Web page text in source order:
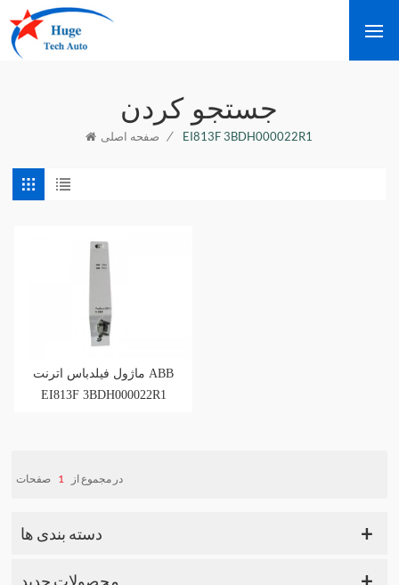
جستجو کردن
صفحه اصلی / EI813F 3BDH000022R1
ماژول فیلدباس اترنت ABB
EI813F 3BDH000022R1
در مجموع از 1 صفحات
دسته بندی ها
محصولات جدید